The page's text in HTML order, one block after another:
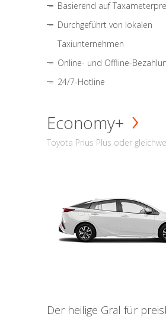
Basierend auf
Durchgeführt von lokalen
Taxiunternehmen
Online- und Offline-
24/7-Hotline
Economy+
Toyota Prius Plus oder
Der heilige Gral für